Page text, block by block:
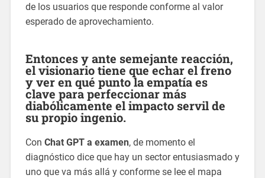
de los usuarios que responde conforme al valor
esperado de aprovechamiento.
Entonces y ante semejante reacción,
el visionario tiene que echar el freno
y ver en qué punto la empatía es
clave para perfeccionar más
diabólicamente el impacto servil de
su propio ingenio.
Con Chat GPT a examen, de momento el
diagnóstico dice que hay un sector entusiasmado y
uno que va más allá y conforme se lee el mapa